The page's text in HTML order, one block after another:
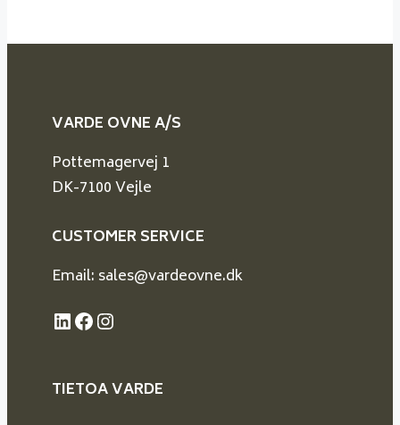
VARDE OVNE A/S
Pottemagervej 1
DK-7100 Vejle
CUSTOMER SERVICE
Email: sales@vardeovne.dk
LinkedIn
Facebook
Instagram
TIETOA VARDE